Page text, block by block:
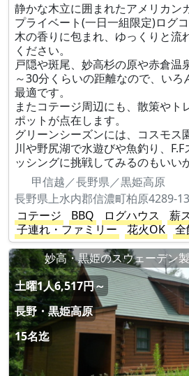
静かな木立に囲まれたアメリカン
プライベート(一日一組限定)ログコ
木の香りに包まれ、ゆっくりと流
ください。
戸隠や斑尾、妙高杉の原や赤倉温
～30分くらいの距離なので、いろ
最適です。
またコテージ周辺にも、散策やト
ポットが点在します。
グリーンシーズンには、コスモス
川や野尻湖で水遊びや魚釣り、
ッシングに挑戦してみるのもいい
甲信越／長野県／黒姫高原
長野県上水内郡信濃町柏原4289-
コテージ
BBQ ログハウス
薪
子連れ・ファミリー
花火OK 全
妙高・黒姫のスウェーデン
土曜1人6,517円～
長野・黒姫高原
15名迄